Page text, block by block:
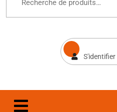
S'identifier